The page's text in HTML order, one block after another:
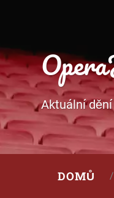
Aktuální
DOMŮ